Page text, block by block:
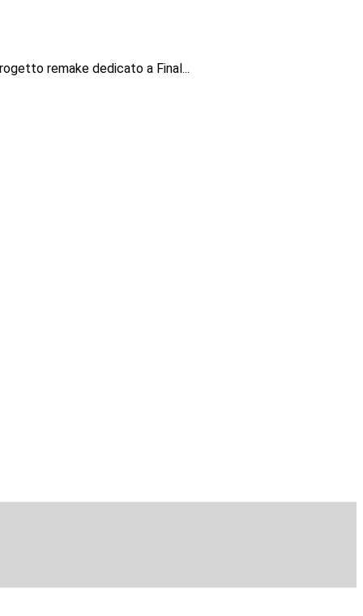
remake dedicato a Final...